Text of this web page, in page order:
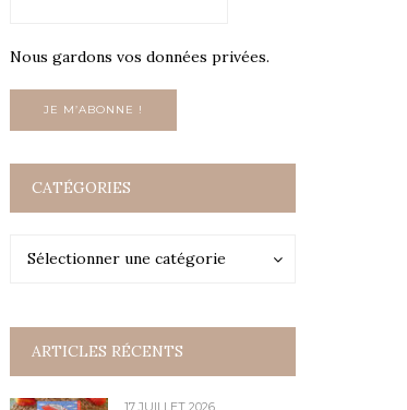
Nous gardons vos données privées.
CATÉGORIES
Sélectionner une catégorie
Catégories
ARTICLES RÉCENTS
17 JUILLET 2026